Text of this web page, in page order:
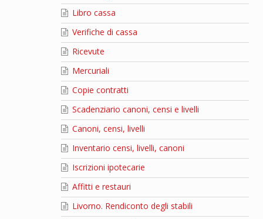
Libro cassa
Verifiche di cassa
Ricevute
Mercuriali
Copie contratti
Scadenziario canoni, censi e livelli
Canoni, censi, livelli
Inventario censi, livelli, canoni
Iscrizioni ipotecarie
Affitti e restauri
Livorno. Rendiconto degli stabili